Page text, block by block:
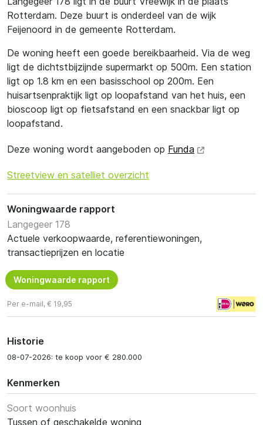
Rotterdam. Deze buurt is onderdeel van de wijk
Feijenoord in de gemeente Rotterdam.
De woning heeft een goede bereikbaarheid. Via de weg
ligt de dichtstbijzijnde supermarkt op 500m. Een station
ligt op 1.8 km en een basisschool op 200m. Een
huisartsenpraktijk ligt op loopafstand van het huis, een
bioscoop ligt op fietsafstand en een snackbar ligt op
loopafstand.
Deze woning wordt aangeboden op Funda
Streetview en satelliet overzicht
Woningwaarde rapport
Langegeer 178
Actuele verkoopwaarde, referentiewoningen,
transactieprijzen en locatie
Woningwaarde rapport
Per e-mail, € 19,95
Historie
08-07-2026: te koop voor € 280.000
Kenmerken
Soort woonhuis
Tussen of geschakelde woning